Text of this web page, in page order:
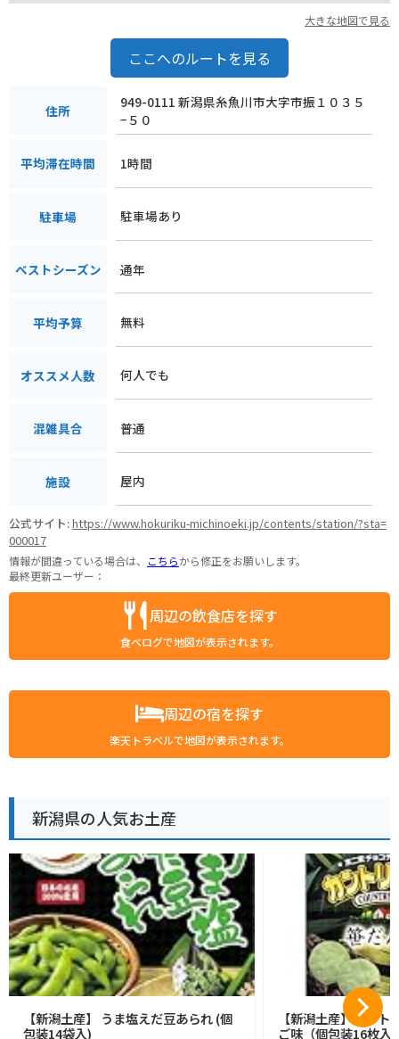
大きな地図で見る
ここへのルートを見る
住所
949-0111 新潟県糸魚川市大字市振１０３５
−５０
平均滞在時間 1時間
駐車場 駐車場あり
ベストシーズン 通年
平均予算 無料
オススメ人数 何人でも
混雑具合 普通
施設 屋内
公式サイト:https://www.hokuriku-michinoeki.jp/contents/station/?sta=
000017
情報が間違っている場合は、 こちらから修正をお願いします。
最終更新ユーザー：
周辺の飲食店を探す
食べログで地図が表示されます。
周辺の宿を探す
楽天トラベルで地図が表示されます。
新潟県の人気お土産
【新潟土産】 うま塩えだ豆あられ (個
包装14袋入)
【新潟土産】カント
ご味（個包装16枚